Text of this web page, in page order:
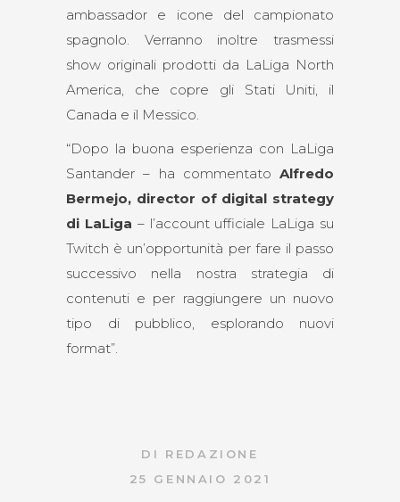
ambassador e icone del campionato
spagnolo. Verranno inoltre trasmessi
show originali prodotti da LaLiga North
America, che copre gli Stati Uniti, il
Canada e il Messico.
“Dopo la buona esperienza con LaLiga
Santander – ha commentato Alfredo
Bermejo, director of digital strategy
di LaLiga – l’account ufficiale LaLiga su
Twitch è un’opportunità per fare il passo
successivo nella nostra strategia di
contenuti e per raggiungere un nuovo
tipo di pubblico, esplorando nuovi
format”.
DI REDAZIONE
25 GENNAIO 2021